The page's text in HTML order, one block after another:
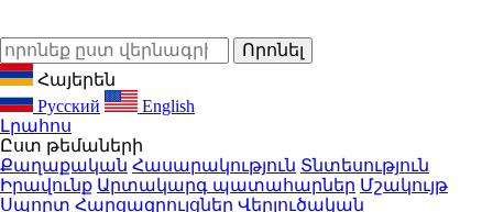
Հայերեն
Русский
English
Լրահոս
Ըստ թեմաների
Քաղաքական Հասարակություն Տնտեսություն
Իրավունք Արտակարգ պատահարներ Մշակույթ
Սպորտ Հարցազրույցներ Վերլուծական